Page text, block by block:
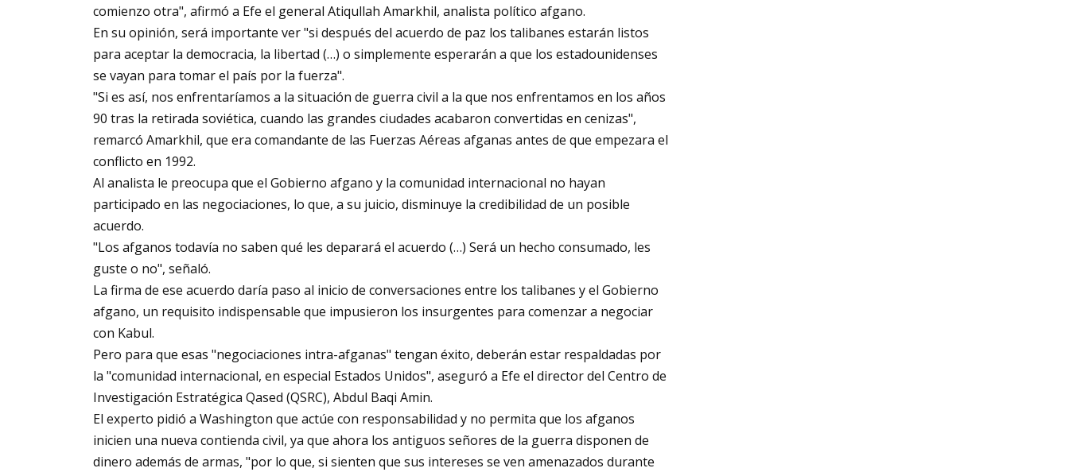
comienzo otra", afirmó a Efe el general Atiqullah Amarkhil, analista político afgano.
En su opinión, será importante ver "si después del acuerdo de paz los talibanes estarán listos
para aceptar la democracia, la libertad (…) o simplemente esperarán a que los estadounidenses
se vayan para tomar el país por la fuerza".
"Si es así, nos enfrentaríamos a la situación de guerra civil a la que nos enfrentamos en los años
90 tras la retirada soviética, cuando las grandes ciudades acabaron convertidas en cenizas",
remarcó Amarkhil, que era comandante de las Fuerzas Aéreas afganas antes de que empezara el
conflicto en 1992.
Al analista le preocupa que el Gobierno afgano y la comunidad internacional no hayan
participado en las negociaciones, lo que, a su juicio, disminuye la credibilidad de un posible
acuerdo.
"Los afganos todavía no saben qué les deparará el acuerdo (…) Será un hecho consumado, les
guste o no", señaló.
La firma de ese acuerdo daría paso al inicio de conversaciones entre los talibanes y el Gobierno
afgano, un requisito indispensable que impusieron los insurgentes para comenzar a negociar
con Kabul.
Pero para que esas "negociaciones intra-afganas" tengan éxito, deberán estar respaldadas por
la "comunidad internacional, en especial Estados Unidos", aseguró a Efe el director del Centro de
Investigación Estratégica Qased (QSRC), Abdul Baqi Amin.
El experto pidió a Washington que actúe con responsabilidad y no permita que los afganos
inicien una nueva contienda civil, ya que ahora los antiguos señores de la guerra disponen de
dinero además de armas, "por lo que, si sienten que sus intereses se ven amenazados durante